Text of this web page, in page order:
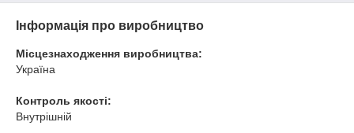
Інформація про виробництво
Місцезнаходження виробництва:
Україна
Контроль якості:
Внутрішній